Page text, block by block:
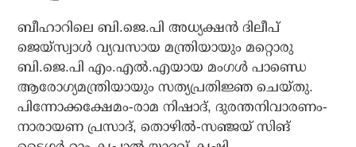
ബീഹാറിലെ ബി.ജെ.പി അധ്യക്ഷന്‍ ദിലീപ്
ജെയ്‌സ്വാള്‍ വ്യവസായ മന്ത്രിയായും മറ്റൊരു
ബി.ജെ.പി എം.എല്‍.എയായ മംഗള്‍ പാണ്ഡെ
ആരോഗ്യമന്ത്രിയായും സത്യപ്രതിജ്ഞ ചെയ്തു.
പിന്നോക്കക്ഷേമം-രാമ നിഷാദ്, ദുരന്തനിവാരണം-
നാരായണ പ്രസാദ്, തൊഴില്‍-സഞ്ജയ് സിങ്